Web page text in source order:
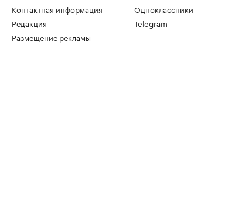
Контактная информация
Редакция
Размещение рекламы
Одноклассники
Telegram